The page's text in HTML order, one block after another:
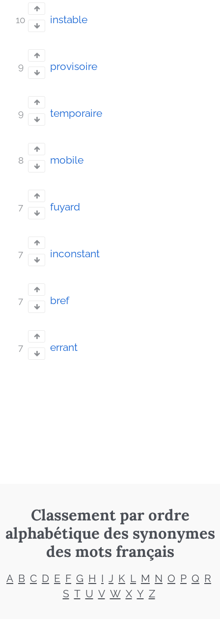
10 instable
9 provisoire
9 temporaire
8 mobile
7 fuyard
7 inconstant
7 bref
7 errant
Classement par ordre
alphabétique des synonymes
des mots français
A B C D E F G H I J K L M N O P Q R
S T U V W X Y Z